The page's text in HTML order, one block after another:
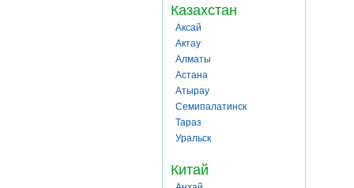
Казахстан
Аксай
Актау
Алматы
Астана
Атырау
Семипалатинск
Тараз
Уральск
Китай